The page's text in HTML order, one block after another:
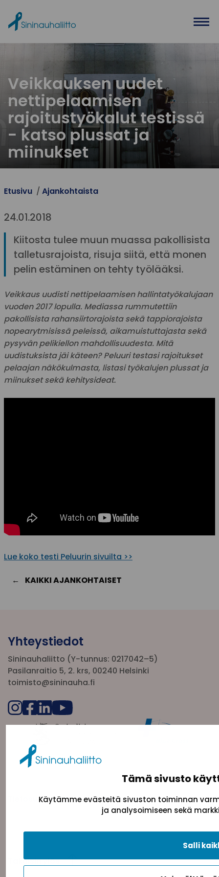
Tämä sivusto
Käytämme evästeitä sivuston toiminnan
ja analysoimiseen sekä
Salli
Veikkauksen uudet
nettipelaamisen
rajoitustyökalut testissä
- katso plussat ja
miinukset
Etusivu Ajankohtaista
24.01.2018
Kiitosta tulee muun muassa pakollisista
talletusrajoista, risuja siitä, että monen
pelin estäminen on tehty työlääksi.
Veikkaus uudisti nettipelaamisen hallintatyökalujaan
vuoden 2017 lopulla. Mediassa rummutettiin
pakollisista rahansiirtorajoista sekä tappiorajoista
nopearytmisissä peleissä, aikamuistuttajasta sekä
pysyvän pelikiellon mahdollisuudesta. Mitä
uudistuksista jäi käteen? Peluuri testasi rajoitukset
pelaajan näkökulmasta, listasi työkalujen plussat ja
miinukset sekä kehitysideat.
Lue koko testi Peluurin sivuilta >>
KAIKKI AJANKOHTAISET
Yhteystiedot
Sininauhaliitto (Y-tunnus: 0217042–5)
Pasilanraitio 5, 2. krs, 00240 Helsinki
toimisto@sininauha.fi
Tietosuojaseloste Evästeseloste
Takaisin ylös